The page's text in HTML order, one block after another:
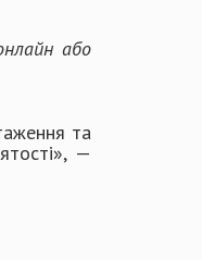
або
та
—